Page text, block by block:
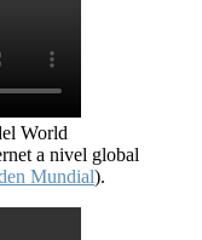
World
a nivel global
Mundial).